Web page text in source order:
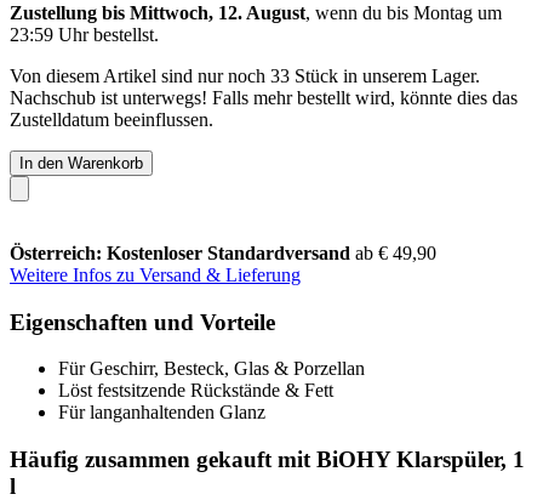
Zustellung bis Mittwoch, 12. August, wenn du bis Montag um
23:59 Uhrbestellst.
Von diesem Artikel sind nur noch 33 Stück in unserem Lager.
Nachschub ist unterwegs! Falls mehr bestellt wird, könnte dies das
Zustelldatum beeinflussen.
In den Warenkorb
Österreich: Kostenloser Standardversand ab € 49,90
Weitere Infos zu Versand & Lieferung
Eigenschaften und Vorteile
Für Geschirr, Besteck, Glas & Porzellan
Löst festsitzende Rückstände & Fett
Für langanhaltenden Glanz
Häufig zusammen gekauft mit BiOHY Klarspüler, 1
l